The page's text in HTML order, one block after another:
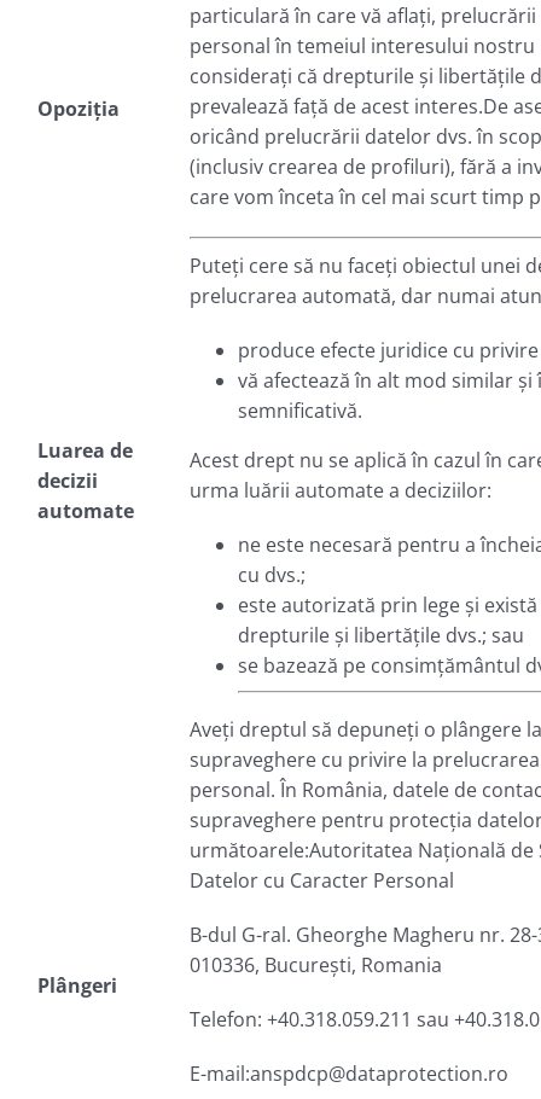
Opoziția
particulară în care vă aflați,
personal în temeiul interesului nostru
considerați că drepturile și libertățile
prevalează față de acest interes.De
oricând prelucrării datelor dvs. în
(inclusiv crearea de profiluri), fără a
care vom înceta în cel mai scurt timp
Luarea de
decizii
automate
Puteți cere să nu faceți obiectul unei
prelucrarea automată, dar numai
produce efecte juridice cu privire
vă afectează în alt mod similar
semnificativă.
Acest drept nu se aplică în cazul în
urma luării automate a deciziilor:
ne este necesară pentru a
cu dvs.;
este autorizată prin lege și
drepturile și libertățile dvs.; sau
se bazează pe consimțământul
Plângeri
Aveți dreptul să depuneți o plângere
supraveghere cu privire la
personal. În România, datele de
supraveghere pentru protecția
următoarele:Autoritatea Națională de
Datelor cu Caracter Personal
B-dul G-ral. Gheorghe Magheru nr.
010336, București, Romania
Telefon: +40.318.059.211 sau
E-mail:anspdcp@dataprotection.ro